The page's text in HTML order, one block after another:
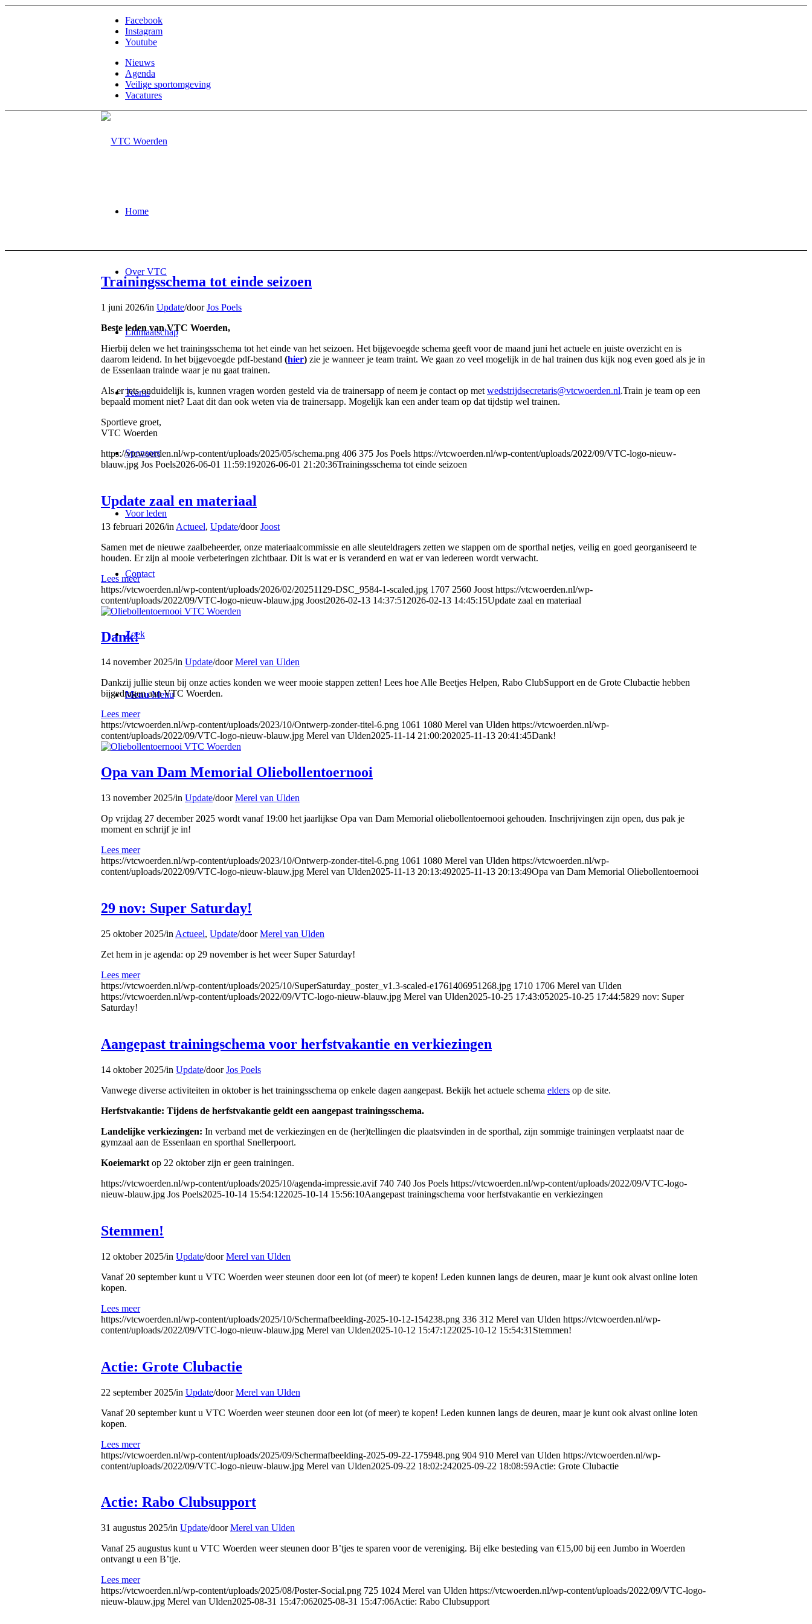
Facebook
Instagram
Youtube
Nieuws
Agenda
Veilige sportomgeving
Vacatures
Home
Over VTC
Lidmaatschap
Teams
Sponsors
Voor leden
Contact
Zoek
Menu Menu
Trainingsschema tot einde seizoen
1 juni 2026/in Update/doorJos Poels
Beste leden van VTC Woerden,
Hierbij delen we het trainingsschema tot het einde van het seizoen. Het bijgevoegde schema geeft voor de maand juni het actuele en juiste overzicht en is
daarom leidend. In het bijgevoegde pdf-bestand (hier) zie je wanneer je team traint. We gaan zo veel mogelijk in de hal trainen dus kijk nog even goed als je in
de Essenlaan trainde waar je nu gaat trainen.
Als er iets onduidelijk is, kunnen vragen worden gesteld via de trainersapp of neem je contact op met wedstrijdsecretaris@vtcwoerden.nl.Train je team op een
bepaald moment niet? Laat dit dan ook weten via de trainersapp. Mogelijk kan een ander team op dat tijdstip wel trainen.
Sportieve groet,
VTC Woerden
https://vtcwoerden.nl/wp-content/uploads/2025/05/schema.png 406 375 Jos Poels https://vtcwoerden.nl/wp-content/uploads/2022/09/VTC-logo-nieuw-
blauw.jpg Jos Poels2026-06-01 11:59:192026-06-01 21:20:36Trainingsschema tot einde seizoen
Update zaal en materiaal
13 februari 2026/in Actueel, Update/doorJoost
Samen met de nieuwe zaalbeheerder, onze materiaalcommissie en alle sleuteldragers zetten we stappen om de sporthal netjes, veilig en goed georganiseerd te
houden. Er zijn al mooie verbeteringen zichtbaar. Dit is wat er is veranderd en wat er van iedereen wordt verwacht.
Lees meer
https://vtcwoerden.nl/wp-content/uploads/2026/02/20251129-DSC_9584-1-scaled.jpg 1707 2560 Joost https://vtcwoerden.nl/wp-
content/uploads/2022/09/VTC-logo-nieuw-blauw.jpg Joost2026-02-13 14:37:51 2026-02-13 14:45:15Update zaal en materiaal
Dank!
14 november 2025/in Update/doorMerel van Ulden
Dankzij jullie steun bij onze acties konden we weer mooie stappen zetten! Lees hoe Alle Beetjes Helpen, Rabo ClubSupport en de Grote Clubactie hebben
bijgedragen aan VTC Woerden.
Lees meer
https://vtcwoerden.nl/wp-content/uploads/2023/10/Ontwerp-zonder-titel-6.png 1061 1080 Merel van Ulden https://vtcwoerden.nl/wp-
content/uploads/2022/09/VTC-logo-nieuw-blauw.jpg Merel van Ulden2025-11-14 21:00:202025-11-13 20:41:45Dank!
Opa van Dam Memorial Oliebollentoernooi
13 november 2025/in Update/doorMerel van Ulden
Op vrijdag 27 december 2025 wordt vanaf 19:00 het jaarlijkse Opa van Dam Memorial oliebollentoernooi gehouden. Inschrijvingen zijn open, dus pak je
moment en schrijf je in!
Lees meer
https://vtcwoerden.nl/wp-content/uploads/2023/10/Ontwerp-zonder-titel-6.png 1061 1080 Merel van Ulden https://vtcwoerden.nl/wp-
content/uploads/2022/09/VTC-logo-nieuw-blauw.jpg Merel van Ulden2025-11-13 20:13:492025-11-13 20:13:49Opa van Dam Memorial Oliebollentoernooi
29 nov: Super Saturday!
25 oktober 2025/in Actueel, Update/doorMerel van Ulden
Zet hem in je agenda: op 29 november is het weer Super Saturday!
Lees meer
https://vtcwoerden.nl/wp-content/uploads/2025/10/SuperSaturday_poster_v1.3-scaled-e1761406951268.jpg 1710 1706 Merel van Ulden
https://vtcwoerden.nl/wp-content/uploads/2022/09/VTC-logo-nieuw-blauw.jpg Merel van Ulden2025-10-25 17:43:052025-10-25 17:44:5829 nov: Super
Saturday!
Aangepast trainingschema voor herfstvakantie en verkiezingen
14 oktober 2025/in Update/doorJos Poels
Vanwege diverse activiteiten in oktober is het trainingsschema op enkele dagen aangepast. Bekijk het actuele schema elders op de site.
Herfstvakantie: Tijdens de herfstvakantie geldt een aangepast trainingsschema.
Landelijke verkiezingen: In verband met de verkiezingen en de (her)tellingen die plaatsvinden in de sporthal, zijn sommige trainingen verplaatst naar de
gymzaal aan de Essenlaan en sporthal Snellerpoort.
Koeiemarkt op 22 oktober zijn er geen trainingen.
https://vtcwoerden.nl/wp-content/uploads/2025/10/agenda-impressie.avif 740 740 Jos Poels https://vtcwoerden.nl/wp-content/uploads/2022/09/VTC-logo-
nieuw-blauw.jpg Jos Poels2025-10-14 15:54:122025-10-14 15:56:10Aangepast trainingschema voor herfstvakantie en verkiezingen
Stemmen!
12 oktober 2025/in Update/doorMerel van Ulden
Vanaf 20 september kunt u VTC Woerden weer steunen door een lot (of meer) te kopen! Leden kunnen langs de deuren, maar je kunt ook alvast online loten
kopen.
Lees meer
https://vtcwoerden.nl/wp-content/uploads/2025/10/Schermafbeelding-2025-10-12-154238.png 336 312 Merel van Ulden https://vtcwoerden.nl/wp-
content/uploads/2022/09/VTC-logo-nieuw-blauw.jpg Merel van Ulden2025-10-12 15:47:122025-10-12 15:54:31 Stemmen!
Actie: Grote Clubactie
22 september 2025/in Update/doorMerel van Ulden
Vanaf 20 september kunt u VTC Woerden weer steunen door een lot (of meer) te kopen! Leden kunnen langs de deuren, maar je kunt ook alvast online loten
kopen.
Lees meer
https://vtcwoerden.nl/wp-content/uploads/2025/09/Schermafbeelding-2025-09-22-175948.png 904 910 Merel van Ulden https://vtcwoerden.nl/wp-
content/uploads/2022/09/VTC-logo-nieuw-blauw.jpg Merel van Ulden2025-09-22 18:02:242025-09-22 18:08:59Actie: Grote Clubactie
Actie: Rabo Clubsupport
31 augustus 2025/in Update/doorMerel van Ulden
Vanaf 25 augustus kunt u VTC Woerden weer steunen door B’tjes te sparen voor de vereniging. Bij elke besteding van €15,00 bij een Jumbo in Woerden
ontvangt u een B’tje.
Lees meer
https://vtcwoerden.nl/wp-content/uploads/2025/08/Poster-Social.png 725 1024 Merel van Ulden https://vtcwoerden.nl/wp-content/uploads/2022/09/VTC-logo-
nieuw-blauw.jpg Merel van Ulden2025-08-31 15:47:062025-08-31 15:47:06Actie: Rabo Clubsupport